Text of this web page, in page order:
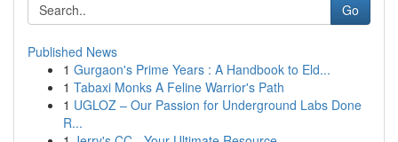
Go
Published News
1 Gurgaon's Prime Years : A Handbook to Eld...
1 Tabaxi Monks A Feline Warrior's Path
1 UGLOZ – Our Passion for Underground Labs Done
R...